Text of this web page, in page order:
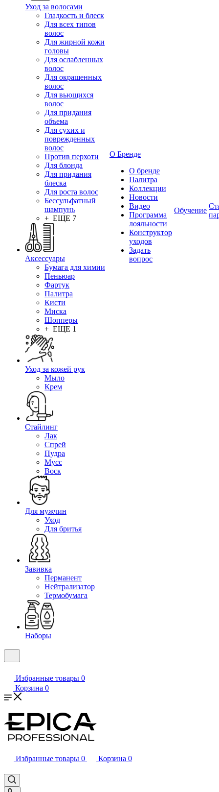
Уход за волосами
Гладкость и блеск
Для всех типов
волос
Для жирной кожи
головы
Для ослабленных
волос
Для окрашенных
волос
Для вьющихся
волос
Для придания
объема
Для сухих и
поврежденных
волос
Против перхоти
Для блонда
Для придания
блеска
Для роста волос
Бессульфатный
шампунь
+ ЕЩЕ 7
Аксессуары
Бумага для химии
Пеньюар
Фартук
Палитра
Кисти
Миска
Шопперы
+ ЕЩЕ 1
Уход за кожей рук
Мыло
Крем
Стайлинг
Лак
Спрей
Пудра
Мусс
Воск
Для мужчин
Уход
Для бритья
Завивка
Перманент
Нейтрализатор
Термобумага
Наборы
О Бренде
О бренде
Палитра
Коллекции
Новости
Видео
Программа
лояльности
Конструктор
уходов
Задать
вопрос
Обучение
Избранные товары 0
Корзина 0
Избранные товары 0 Корзина 0